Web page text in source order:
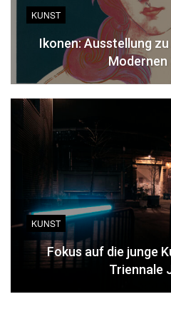
KUNST
Ikonen: Ausstellung
Modernen
KUNST
Fokus auf die junge
Triennale